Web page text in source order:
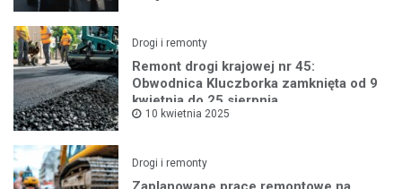
Drogi i remonty
Remont drogi krajowej nr 45:
Obwodnica Kluczborka zamknięta od 9
kwietnia do 25 sierpnia
10 kwietnia 2025
Drogi i remonty